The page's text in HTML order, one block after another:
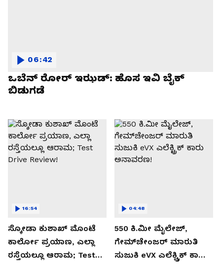
ಒಬೆನ್ ರೋರ್ ಇಝಡ್: ಹೊಸ ಇವಿ ಬೈಕ್
ಬಿಡುಗಡೆ
06:42
ಸ್ಕೋಡಾ ಕುಶಾಖ್ ಮೊಂಟೆ
ಕಾರ್ಲೋ ಪ್ರಯಾಣ, ಎಲ್ಲಾ
ರಸ್ತೆಯಲ್ಲೂ ಆರಾಮ; Test
16:54
550 ಕಿ.ಮೀ ಮೈಲೇಜ್,
ಗೇಮ್‌ಚೇಂಜರ್ ಮಾರುತಿ
ಸುಜುಕಿ eVX ಎಲೆಕ್ಟ್ರಿಕ್ ಕಾರು
04:48